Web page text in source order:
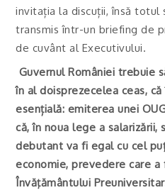
invitația la discuții, însă totul
transmis într-un briefing de
de cuvânt al Executivului.
Guvernul României trebuie
în al doisprezecelea ceas,
esențială: emiterea unei
că, în noua lege a salarizării,
debutant va fi egal cu cel
economie, prevedere care
Învăţământului